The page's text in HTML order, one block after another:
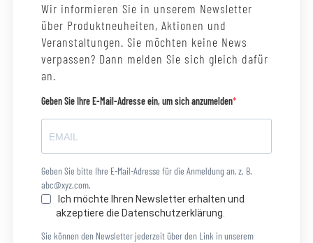
Wir informieren Sie in unserem Newsletter
über Produktneuheiten, Aktionen und
Veranstaltungen. Sie möchten keine News
verpassen? Dann melden Sie sich gleich dafür
an.
Geben Sie Ihre E-Mail-Adresse ein, um sich anzumelden
Geben Sie bitte Ihre E-Mail-Adresse für die Anmeldung an, z. B.
abc@xyz.com.
Ich möchte Ihren Newsletter erhalten und
akzeptiere die Datenschutzerklärung.
Sie können den Newsletter jederzeit über den Link in unserem